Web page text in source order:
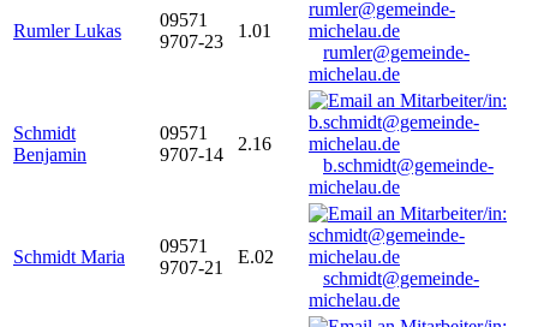
Rumler Lukas
09571
9707-23
1.01
rumler@gemeinde-
michelau.de
Schmidt
Benjamin
09571
9707-14
2.16
b.schmidt@gemeinde-
michelau.de
Schmidt Maria
09571
9707-21
E.02
schmidt@gemeinde-
michelau.de